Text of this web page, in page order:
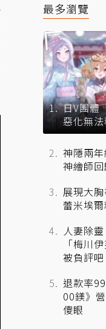
最多瀏覽
日V團體
惡化無
來去向
神隱兩
神繪師
展現大
蕾米埃
人妻除
「梅川
被負評吧
退款率
00鎂》
傻眼